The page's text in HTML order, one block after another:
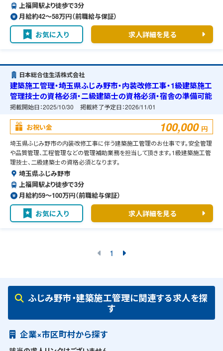
上福岡駅より徒歩で3分
月給約42〜58万円（前職給与保証）
お気に入り 求人詳細を見る
日本総合住生活株式会社
建築施工管理・埼玉県ふじみ野市・内装改修工事・1級建築施工
管理技士の資格必須・二級建築士の資格必須・宿舎の準備可能
掲載開始日：2025/10/30 掲載終了予定日：2026/11/01
お祝い金 100,000 円
埼玉県ふじみ野市の内装改修工事に伴う建築施工管理のお仕事です。安全管理
や品質管理、工程管理などの管理補助業務を担当して頂きます。1級建築施工管
理技士、二級建築士の資格必須となります。
埼玉県ふじみ野市
上福岡駅より徒歩で3分
月給約59〜100万円（前職給与保証）
お気に入り 求人詳細を見る
1
ふじみ野市・建築施工管理に関連する求人を探
す
企業×市区町村から探す